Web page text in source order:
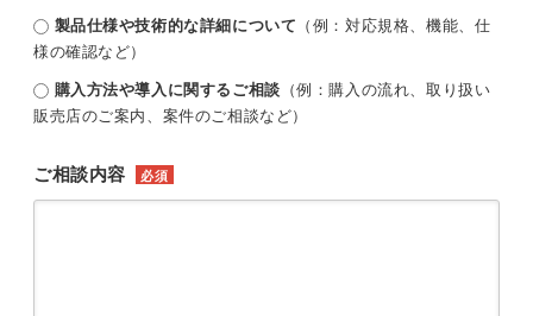
製品仕様や技術的な詳細について （例：対応規格、機能、仕
様の確認など）
購入方法や導入に関するご相談 （例：購入の流れ、取り扱い
販売店のご案内、案件のご相談など）
ご相談内容 必須